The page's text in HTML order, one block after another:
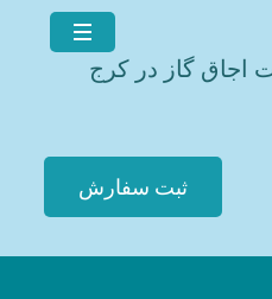
اجاق گاز در کرج
ثبت سفارش